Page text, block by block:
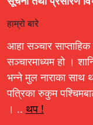
हाम्रो बारे
आहा सञ्चार
सञ्चारमाध्यम हो ।
भन्ने मुल नाराका साथ
पत्रिका रुकुम
। .. थप !